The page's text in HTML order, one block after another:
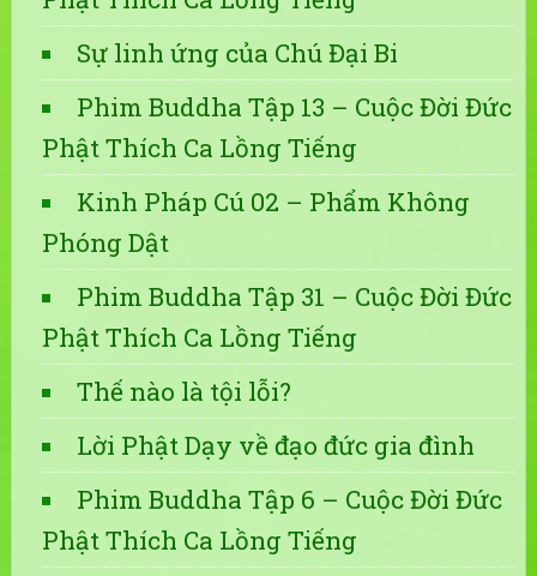
Sự linh ứng của Chú Đại Bi
Phim Buddha Tập 13 – Cuộc Đời Đức
Phật Thích Ca Lồng Tiếng
Kinh Pháp Cú 02 – Phẩm Không
Phóng Dật
Phim Buddha Tập 31 – Cuộc Đời Đức
Phật Thích Ca Lồng Tiếng
Thế nào là tội lỗi?
Lời Phật Dạy về đạo đức gia đình
Phim Buddha Tập 6 – Cuộc Đời Đức
Phật Thích Ca Lồng Tiếng